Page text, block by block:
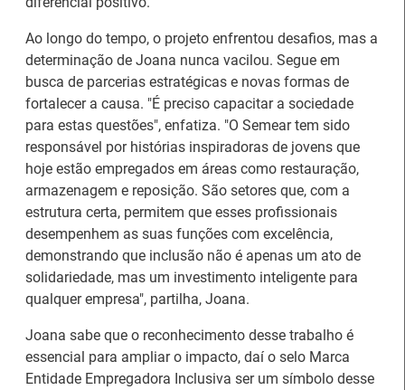
Estágios na Comissão
Europeia para
diplomados do Ensino e
Formação Profissional
IEFP Recruta para a
Região Norte
Artesanato |
candidaturas abertas
para apoios à
organização de feiras e
certames
Webinar sobre Estagiar
nas Instituições da UE
Ao longo do tempo, o projeto enfrentou desafios, mas a
determinação de Joana nunca vacilou. Segue em
busca de parcerias estratégicas e novas formas de
fortalecer a causa. "É preciso capacitar a sociedade
para estas questões", enfatiza. "O Semear tem sido
responsável por histórias inspiradoras de jovens que
hoje estão empregados em áreas como restauração,
armazenagem e reposição. São setores que, com a
estrutura certa, permitem que esses profissionais
desempenhem as suas funções com excelência,
demonstrando que inclusão não é apenas um ato de
solidariedade, mas um investimento inteligente para
qualquer empresa", partilha, Joana.
Joana sabe que o reconhecimento desse trabalho é
essencial para ampliar o impacto, daí o selo Marca
Entidade Empregadora Inclusiva ser um símbolo desse